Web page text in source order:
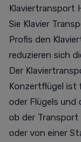
Klaviertransport
Sie Klavier
Profis den
reduzieren sich
Der
Konzertflügel ist
oder Flügels und
ob der Transport
oder von einer